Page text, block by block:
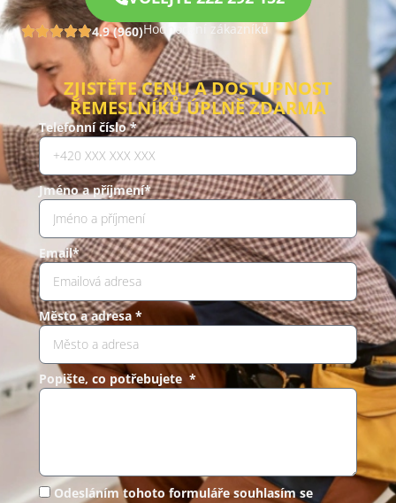
4.9 (960)Hodnocení zákazníků
ZJISTĚTE CENU A DOSTUPNOST
ŘEMESLNÍKŮ ÚPLNĚ ZDARMA
Telefonní číslo *
Jméno a příjmení*
Email*
Město a adresa *
Popište, co potřebujete *
Odesláním tohoto formuláře souhlasím se